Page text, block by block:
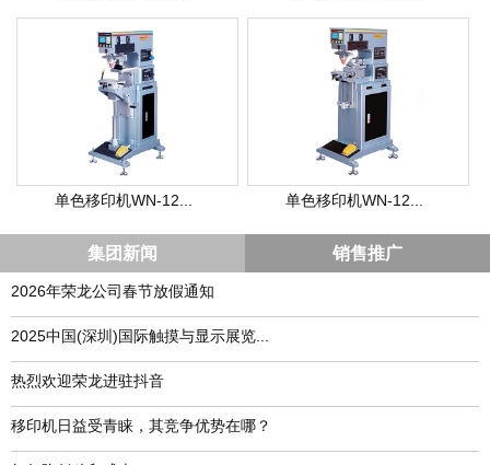
单色移印机WN-12... 单色移印机WN-12...
集团新闻 销售推广
2026年荣龙公司春节放假通知
​2025中国(深圳)国际触摸与显示展览...
热烈欢迎荣龙进驻抖音
移印机日益受青睐，其竞争优势在哪？